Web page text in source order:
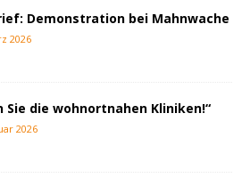
Demonstration bei Mahnwache
2026
Sie die wohnortnahen Kliniken!“
2026